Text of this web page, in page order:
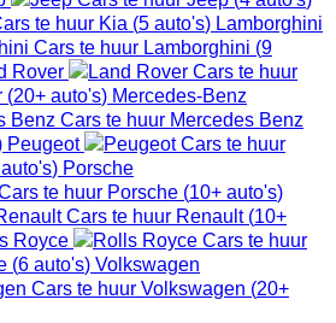
Kia (5 auto's) Lamborghini
Lamborghini (9
Rover
(20+ auto's) Mercedes-Benz
Mercedes Benz
Peugeot
auto's) Porsche
Porsche (10+ auto's)
Renault (10+
Royce
(6 auto's) Volkswagen
Volkswagen (20+